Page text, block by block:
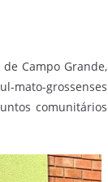
Campo Grande,
mato-grossenses
comunitários